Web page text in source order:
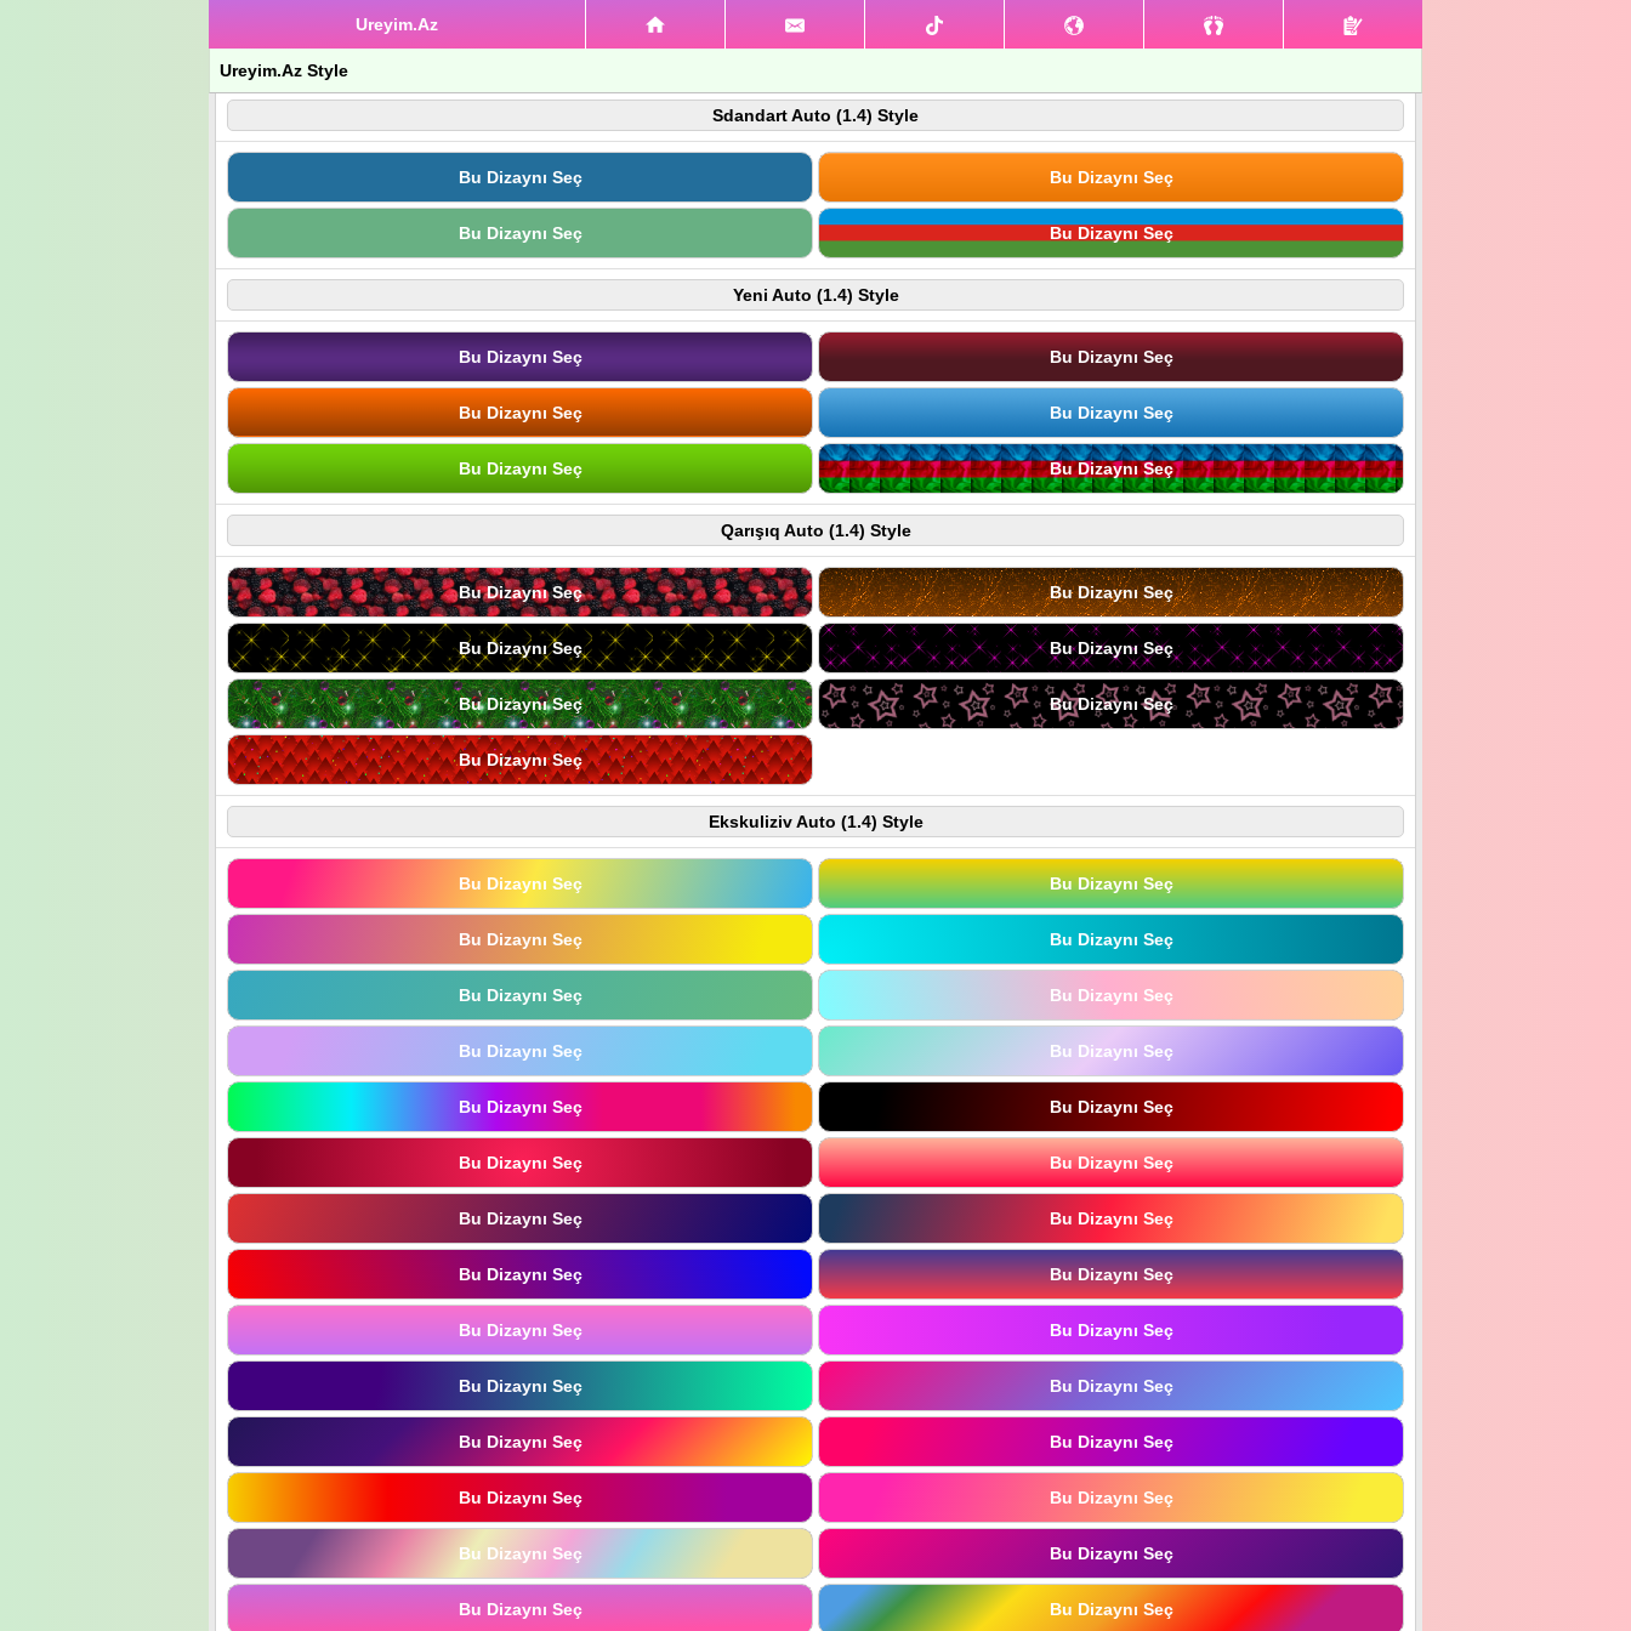
Ureyim.Az
Ureyim.Az Style
Sdandart Auto (1.4) Style
Bu Dizaynı Seç Bu Dizaynı Seç
Bu Dizaynı Seç Bu Dizaynı Seç
Yeni Auto (1.4) Style
Bu Dizaynı Seç Bu Dizaynı Seç
Bu Dizaynı Seç Bu Dizaynı Seç
Bu Dizaynı Seç Bu Dizaynı Seç
Qarışıq Auto (1.4) Style
Bu Dizaynı Seç Bu Dizaynı Seç
Bu Dizaynı Seç Bu Dizaynı Seç
Bu Dizaynı Seç Bu Dizaynı Seç
Bu Dizaynı Seç
Ekskuliziv Auto (1.4) Style
Bu Dizaynı Seç Bu Dizaynı Seç
Bu Dizaynı Seç Bu Dizaynı Seç
Bu Dizaynı Seç Bu Dizaynı Seç
Bu Dizaynı Seç Bu Dizaynı Seç
Bu Dizaynı Seç Bu Dizaynı Seç
Bu Dizaynı Seç Bu Dizaynı Seç
Bu Dizaynı Seç Bu Dizaynı Seç
Bu Dizaynı Seç Bu Dizaynı Seç
Bu Dizaynı Seç Bu Dizaynı Seç
Bu Dizaynı Seç Bu Dizaynı Seç
Bu Dizaynı Seç Bu Dizaynı Seç
Bu Dizaynı Seç Bu Dizaynı Seç
Bu Dizaynı Seç Bu Dizaynı Seç
Bu Dizaynı Seç Bu Dizaynı Seç